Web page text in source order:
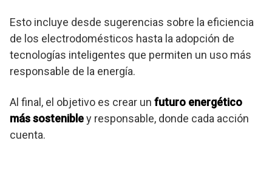
Esto incluye desde sugerencias sobre la eficiencia
de los electrodomésticos hasta la adopción de
tecnologías inteligentes que permiten un uso más
responsable de la energía.
Al final, el objetivo es crear un futuro energético
más sostenibley responsable, donde cada acción
cuenta.